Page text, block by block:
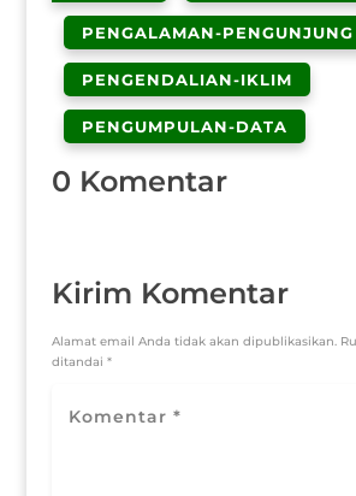
PENGALAMAN-PENGUNJUNG
PENGENDALIAN-IKLIM
PENGUMPULAN-DATA
0 Komentar
Kirim Komentar
Alamat email Anda tidak akan dipublikasikan.
ditandai *